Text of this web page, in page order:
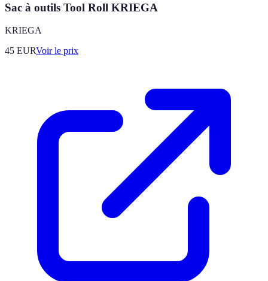
Sac à outils Tool Roll KRIEGA
KRIEGA
45 EURVoir le prix